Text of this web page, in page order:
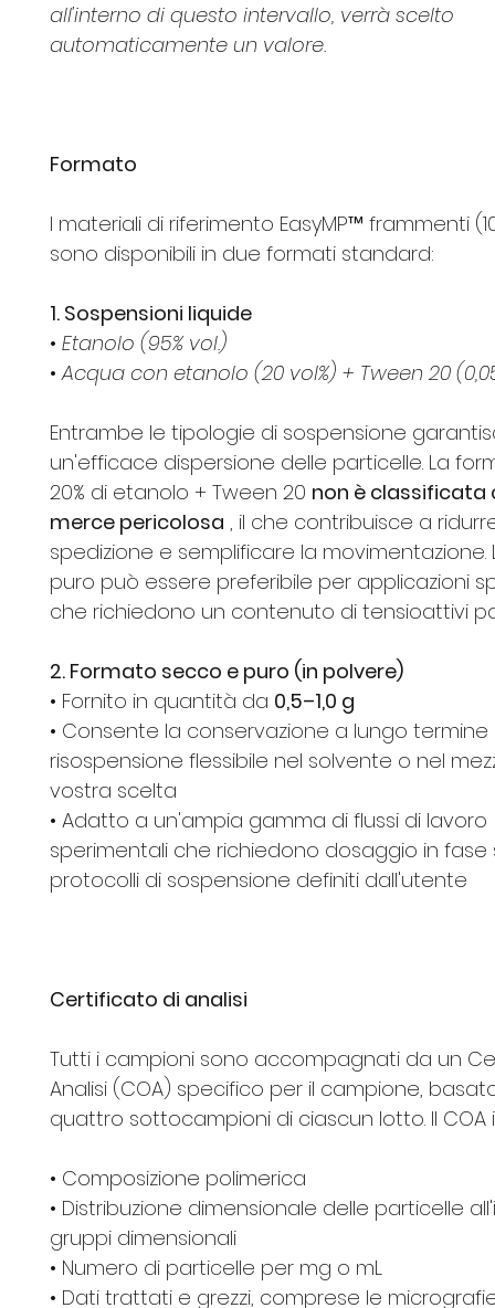
all'interno di questo intervallo, verrà scelto
automaticamente un valore.
Formato
I materiali di riferimento EasyMP™ frammenti
sono disponibili in due formati standard:
1. Sospensioni liquide
• Etanolo (95% vol.)
•Acqua con etanolo (20 vol%) + Tween 20
Entrambe le tipologie di sospensione
un'efficace dispersione delle particelle. La
20% di etanolo + Tween 20 non è classificata
merce pericolosa , il che contribuisce a
spedizione e semplificare la movimentazione.
puro può essere preferibile per applicazioni
che richiedono un contenuto di tensioattivi
2. Formato secco e puro (in polvere)
• Fornito in quantità da 0,5–1,0 g
• Consente la conservazione a lungo termine
risospensione flessibile nel solvente o nel
vostra scelta
• Adatto a un'ampia gamma di flussi di lavoro
sperimentali che richiedono dosaggio in fase
protocolli di sospensione definiti dall'utente
Certificato di analisi
Tutti i campioni sono accompagnati da un
Analisi (COA) specifico per il campione,
quattro sottocampioni di ciascun lotto. Il COA
• Composizione polimerica
• Distribuzione dimensionale delle particelle
gruppi dimensionali
• Numero di particelle per mg o mL
• Dati trattati e grezzi, comprese le